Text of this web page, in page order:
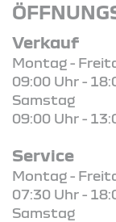
Verkauf
Montag -
09:00 Uhr -
Samstag
09:00 Uhr -
Service
Montag -
07:30 Uhr -
Samstag